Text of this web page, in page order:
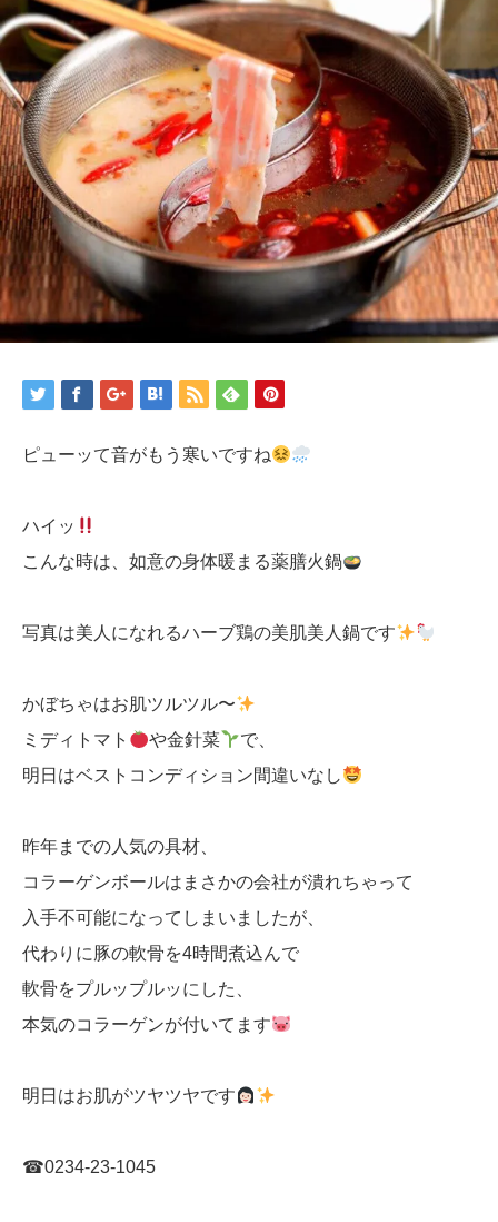
ピューッて音がもう寒いですね
ハイッ
こんな時は、如意の身体暖まる薬膳火鍋
写真は美人になれるハーブ鶏の美肌美人鍋です
かぼちゃはお肌ツルツル〜
ミディトマト
や金針菜
で、
明日はベストコンディション間違いなし
昨年までの人気の具材、
コラーゲンボールはまさかの会社が潰れちゃって
入手不可能になってしまいましたが、
代わりに豚の軟骨を4時間煮込んで
軟骨をプルップルッにした、
本気のコラーゲンが付いてます
明日はお肌がツヤツヤです
☎︎0234-23-1045